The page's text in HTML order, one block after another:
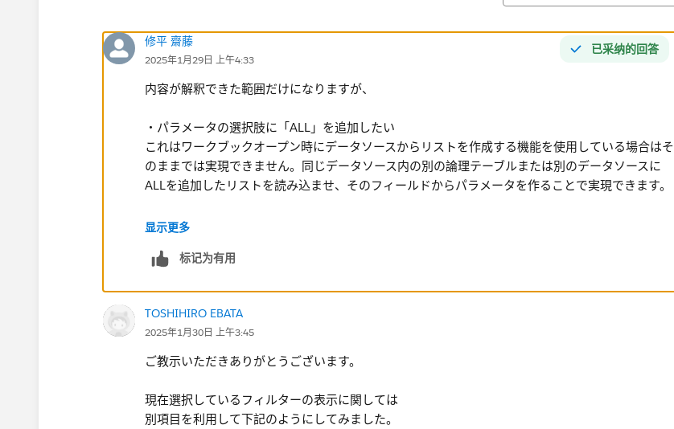
課題：
①別の項目でフィルターした場合、全体の選択情報が表示される
③サンプルvizではありませんが実装した場合初期フィルターーの影響を受ける
④値が空白・nullの場合カウントしない
フィルターに関しては「タイトルの編集」でシート名と項目名を記述することで該当項目に対する選択項
目を表示するように別シートで実現させたいです。
マークしたエリアにタイトル編集で行った
シート名：項目値の値を表示させたく思います。
実現させるためご教示頂ければと思います。
已采纳的回答
修平 齋藤
2025年1月29日 上午4:33
内容が解釈できた範囲だけになりますが、
・パラメータの選択肢に「ALL」を追加したい
これはワークブックオープン時にデータソースからリストを作成する機能を使用している場合はそ
のままでは実現できません。同じデータソース内の別の論理テーブルまたは別のデータソースに
ALLを追加したリストを読み込ませ、そのフィールドからパラメータを作ることで実現できます。
・フィルタで複数選択したときにアスタリスクで表示される
われているためです。これを解決するには、まず「ALL」がどの範囲を指すのかを明確にしなけれ
トを作成する場合は、かなり細かく要件を整理する必要があります。他のフィルタを無視するなら
セットを使うことで解決できる場合があります。
显示更多
标记为有用
TOSHIHIRO EBATA
2025年1月30日 上午3:45
ご教示いただきありがとうございます。
現在選択しているフィルターの表示に関しては
別項目を利用して下記のようにしてみました。